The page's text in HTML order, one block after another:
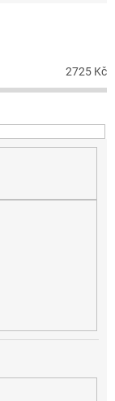
2725 Kč